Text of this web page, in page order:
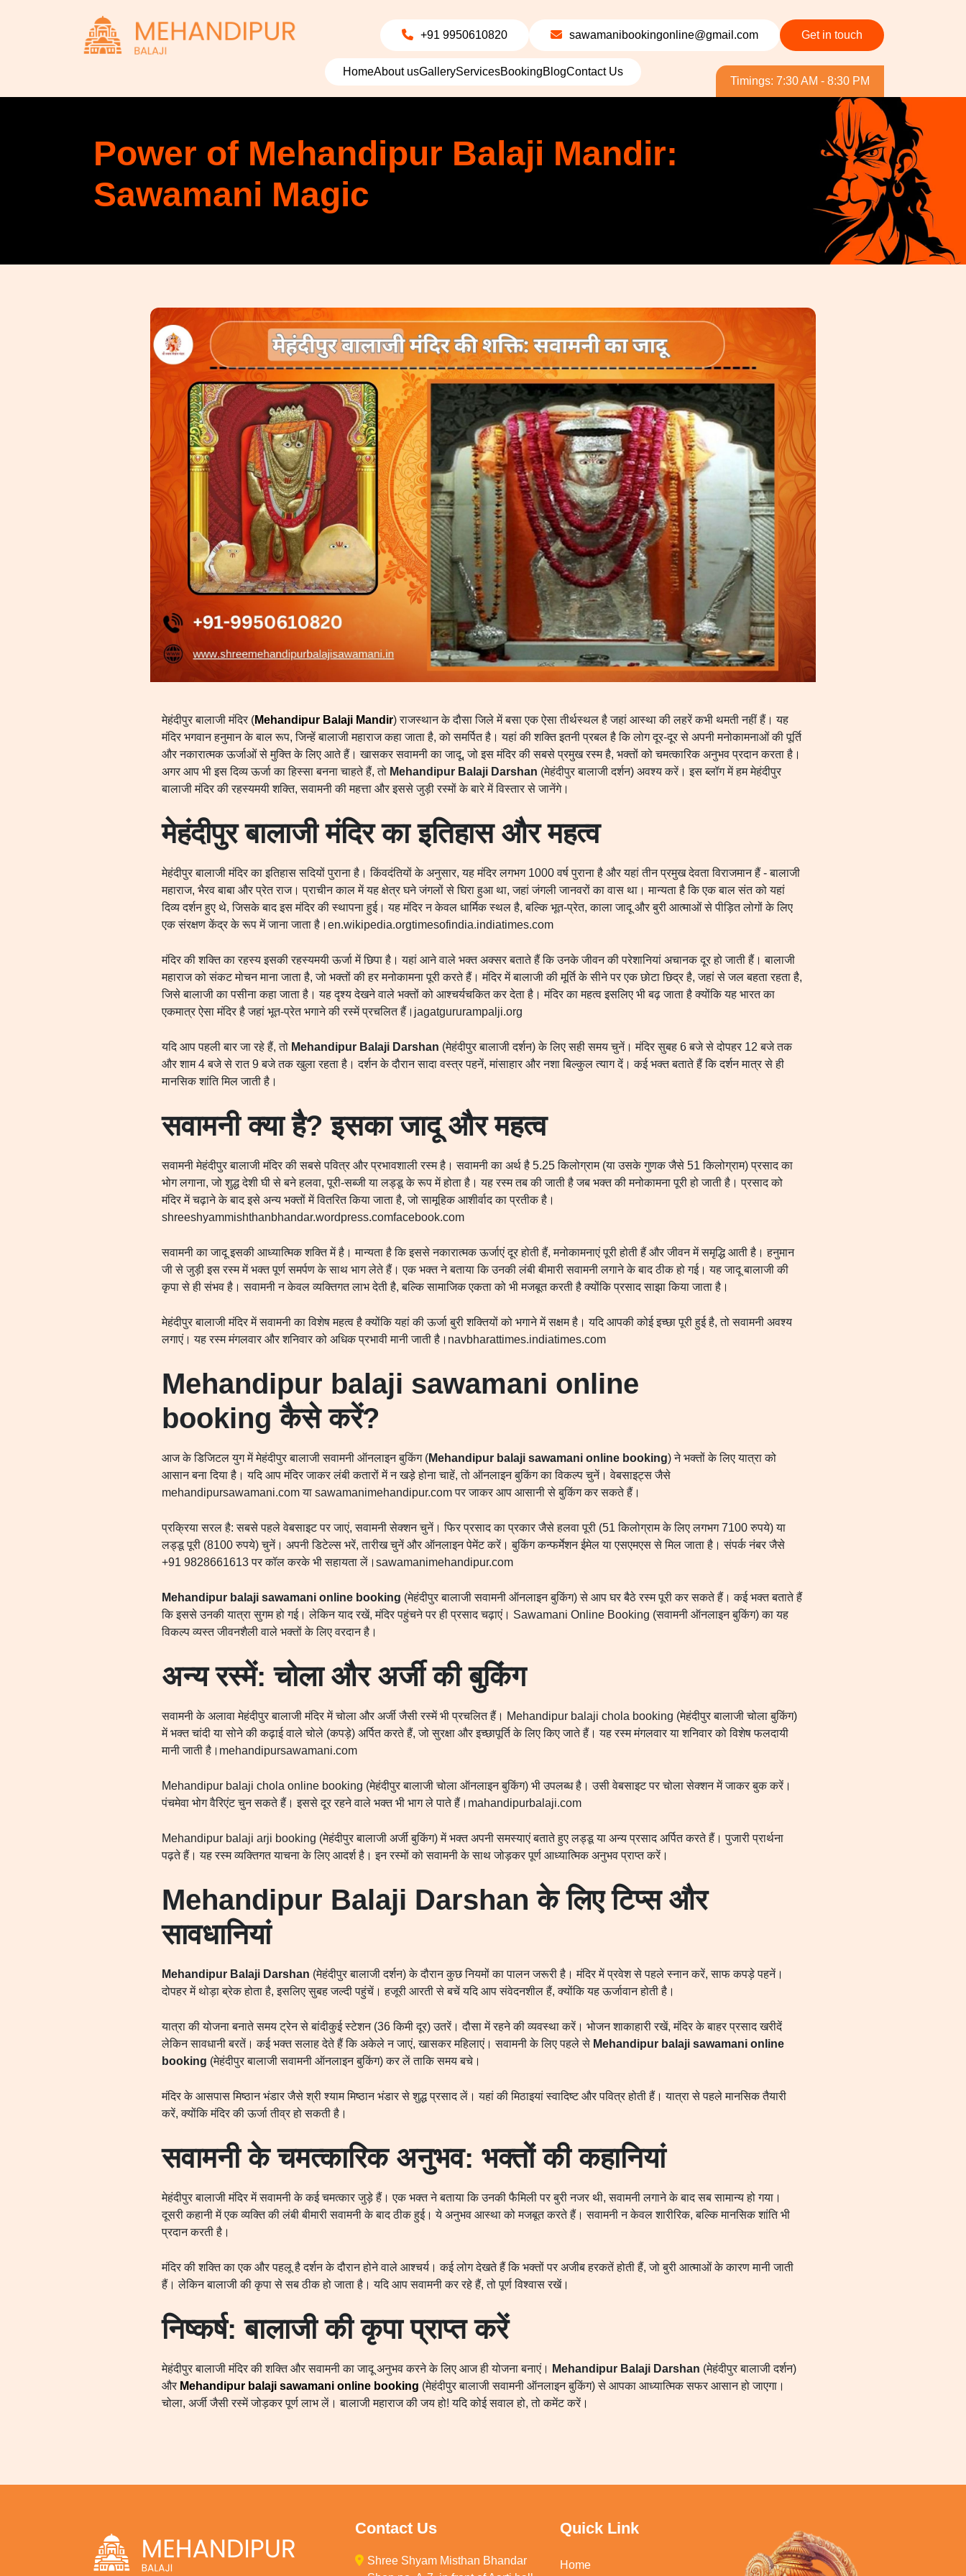
+91 9950610820 sawamanibookingonline@gmail.com Get in touch
HomeAbout usGalleryServicesBookingBlogContact Us
Timings: 7:30 AM - 8:30 PM
Power of Mehandipur Balaji Mandir:
Sawamani Magic
मेहंदीपुर बालाजी मंदिर (Mehandipur Balaji Mandir) राजस्थान के दौसा जिले में बसा एक ऐसा तीर्थस्थल है जहां आस्था की लहरें कभी थमती नहीं हैं। यह
मंदिर भगवान हनुमान के बाल रूप, जिन्हें बालाजी महाराज कहा जाता है, को समर्पित है। यहां की शक्ति इतनी प्रबल है कि लोग दूर-दूर से अपनी मनोकामनाओं की पूर्ति
और नकारात्मक ऊर्जाओं से मुक्ति के लिए आते हैं। खासकर सवामनी का जादू, जो इस मंदिर की सबसे प्रमुख रस्म है, भक्तों को चमत्कारिक अनुभव प्रदान करता है।
अगर आप भी इस दिव्य ऊर्जा का हिस्सा बनना चाहते हैं, तो Mehandipur Balaji Darshan (मेहंदीपुर बालाजी दर्शन) अवश्य करें। इस ब्लॉग में हम मेहंदीपुर
बालाजी मंदिर की रहस्यमयी शक्ति, सवामनी की महत्ता और इससे जुड़ी रस्मों के बारे में विस्तार से जानेंगे।
मेहंदीपुर बालाजी मंदिर का इतिहास और महत्व
मेहंदीपुर बालाजी मंदिर का इतिहास सदियों पुराना है। किंवदंतियों के अनुसार, यह मंदिर लगभग 1000 वर्ष पुराना है और यहां तीन प्रमुख देवता विराजमान हैं - बालाजी
महाराज, भैरव बाबा और प्रेत राज। प्राचीन काल में यह क्षेत्र घने जंगलों से घिरा हुआ था, जहां जंगली जानवरों का वास था। मान्यता है कि एक बाल संत को यहां
दिव्य दर्शन हुए थे, जिसके बाद इस मंदिर की स्थापना हुई। यह मंदिर न केवल धार्मिक स्थल है, बल्कि भूत-प्रेत, काला जादू और बुरी आत्माओं से पीड़ित लोगों के लिए
एक संरक्षण केंद्र के रूप में जाना जाता है।en.wikipedia.orgtimesofindia.indiatimes.com
मंदिर की शक्ति का रहस्य इसकी रहस्यमयी ऊर्जा में छिपा है। यहां आने वाले भक्त अक्सर बताते हैं कि उनके जीवन की परेशानियां अचानक दूर हो जाती हैं। बालाजी
महाराज को संकट मोचन माना जाता है, जो भक्तों की हर मनोकामना पूरी करते हैं। मंदिर में बालाजी की मूर्ति के सीने पर एक छोटा छिद्र है, जहां से जल बहता रहता है,
जिसे बालाजी का पसीना कहा जाता है। यह दृश्य देखने वाले भक्तों को आश्चर्यचकित कर देता है। मंदिर का महत्व इसलिए भी बढ़ जाता है क्योंकि यह भारत का
एकमात्र ऐसा मंदिर है जहां भूत-प्रेत भगाने की रस्में प्रचलित हैं।jagatgururampalji.org
यदि आप पहली बार जा रहे हैं, तो Mehandipur Balaji Darshan (मेहंदीपुर बालाजी दर्शन) के लिए सही समय चुनें। मंदिर सुबह 6 बजे से दोपहर 12 बजे तक
और शाम 4 बजे से रात 9 बजे तक खुला रहता है। दर्शन के दौरान सादा वस्त्र पहनें, मांसाहार और नशा बिल्कुल त्याग दें। कई भक्त बताते हैं कि दर्शन मात्र से ही
मानसिक शांति मिल जाती है।
सवामनी क्या है? इसका जादू और महत्व
सवामनी मेहंदीपुर बालाजी मंदिर की सबसे पवित्र और प्रभावशाली रस्म है। सवामनी का अर्थ है 5.25 किलोग्राम (या उसके गुणक जैसे 51 किलोग्राम) प्रसाद का
भोग लगाना, जो शुद्ध देशी घी से बने हलवा, पूरी-सब्जी या लड्डू के रूप में होता है। यह रस्म तब की जाती है जब भक्त की मनोकामना पूरी हो जाती है। प्रसाद को
मंदिर में चढ़ाने के बाद इसे अन्य भक्तों में वितरित किया जाता है, जो सामूहिक आशीर्वाद का प्रतीक है।
shreeshyammishthanbhandar.wordpress.comfacebook.com
सवामनी का जादू इसकी आध्यात्मिक शक्ति में है। मान्यता है कि इससे नकारात्मक ऊर्जाएं दूर होती हैं, मनोकामनाएं पूरी होती हैं और जीवन में समृद्धि आती है। हनुमान
जी से जुड़ी इस रस्म में भक्त पूर्ण समर्पण के साथ भाग लेते हैं। एक भक्त ने बताया कि उनकी लंबी बीमारी सवामनी लगाने के बाद ठीक हो गई। यह जादू बालाजी की
कृपा से ही संभव है। सवामनी न केवल व्यक्तिगत लाभ देती है, बल्कि सामाजिक एकता को भी मजबूत करती है क्योंकि प्रसाद साझा किया जाता है।
मेहंदीपुर बालाजी मंदिर में सवामनी का विशेष महत्व है क्योंकि यहां की ऊर्जा बुरी शक्तियों को भगाने में सक्षम है। यदि आपकी कोई इच्छा पूरी हुई है, तो सवामनी अवश्य
लगाएं। यह रस्म मंगलवार और शनिवार को अधिक प्रभावी मानी जाती है।navbharattimes.indiatimes.com
Mehandipur balaji sawamani online
booking कैसे करें?
आज के डिजिटल युग में मेहंदीपुर बालाजी सवामनी ऑनलाइन बुकिंग (Mehandipur balaji sawamani online booking) ने भक्तों के लिए यात्रा को
आसान बना दिया है। यदि आप मंदिर जाकर लंबी कतारों में न खड़े होना चाहें, तो ऑनलाइन बुकिंग का विकल्प चुनें। वेबसाइट्स जैसे
mehandipursawamani.com या sawamanimehandipur.com पर जाकर आप आसानी से बुकिंग कर सकते हैं।
प्रक्रिया सरल है: सबसे पहले वेबसाइट पर जाएं, सवामनी सेक्शन चुनें। फिर प्रसाद का प्रकार जैसे हलवा पूरी (51 किलोग्राम के लिए लगभग 7100 रुपये) या
लड्डू पूरी (8100 रुपये) चुनें। अपनी डिटेल्स भरें, तारीख चुनें और ऑनलाइन पेमेंट करें। बुकिंग कन्फर्मेशन ईमेल या एसएमएस से मिल जाता है। संपर्क नंबर जैसे
+91 9828661613 पर कॉल करके भी सहायता लें।sawamanimehandipur.com
Mehandipur balaji sawamani online booking (मेहंदीपुर बालाजी सवामनी ऑनलाइन बुकिंग) से आप घर बैठे रस्म पूरी कर सकते हैं। कई भक्त बताते हैं
कि इससे उनकी यात्रा सुगम हो गई। लेकिन याद रखें, मंदिर पहुंचने पर ही प्रसाद चढ़ाएं। Sawamani Online Booking (सवामनी ऑनलाइन बुकिंग) का यह
विकल्प व्यस्त जीवनशैली वाले भक्तों के लिए वरदान है।
अन्य रस्में: चोला और अर्जी की बुकिंग
सवामनी के अलावा मेहंदीपुर बालाजी मंदिर में चोला और अर्जी जैसी रस्में भी प्रचलित हैं। Mehandipur balaji chola booking (मेहंदीपुर बालाजी चोला बुकिंग)
में भक्त चांदी या सोने की कढ़ाई वाले चोले (कपड़े) अर्पित करते हैं, जो सुरक्षा और इच्छापूर्ति के लिए किए जाते हैं। यह रस्म मंगलवार या शनिवार को विशेष फलदायी
मानी जाती है।mehandipursawamani.com
Mehandipur balaji chola online booking (मेहंदीपुर बालाजी चोला ऑनलाइन बुकिंग) भी उपलब्ध है। उसी वेबसाइट पर चोला सेक्शन में जाकर बुक करें।
पंचमेवा भोग वैरिएंट चुन सकते हैं। इससे दूर रहने वाले भक्त भी भाग ले पाते हैं।mahandipurbalaji.com
Mehandipur balaji arji booking (मेहंदीपुर बालाजी अर्जी बुकिंग) में भक्त अपनी समस्याएं बताते हुए लड्डू या अन्य प्रसाद अर्पित करते हैं। पुजारी प्रार्थना
पढ़ते हैं। यह रस्म व्यक्तिगत याचना के लिए आदर्श है। इन रस्मों को सवामनी के साथ जोड़कर पूर्ण आध्यात्मिक अनुभव प्राप्त करें।
Mehandipur Balaji Darshan के लिए टिप्स और
सावधानियां
Mehandipur Balaji Darshan (मेहंदीपुर बालाजी दर्शन) के दौरान कुछ नियमों का पालन जरूरी है। मंदिर में प्रवेश से पहले स्नान करें, साफ कपड़े पहनें।
दोपहर में थोड़ा ब्रेक होता है, इसलिए सुबह जल्दी पहुंचें। हजूरी आरती से बचें यदि आप संवेदनशील हैं, क्योंकि यह ऊर्जावान होती है।
यात्रा की योजना बनाते समय ट्रेन से बांदीकुई स्टेशन (36 किमी दूर) उतरें। दौसा में रहने की व्यवस्था करें। भोजन शाकाहारी रखें, मंदिर के बाहर प्रसाद खरीदें
लेकिन सावधानी बरतें। कई भक्त सलाह देते हैं कि अकेले न जाएं, खासकर महिलाएं। सवामनी के लिए पहले से Mehandipur balaji sawamani online
booking (मेहंदीपुर बालाजी सवामनी ऑनलाइन बुकिंग) कर लें ताकि समय बचे।
मंदिर के आसपास मिष्ठान भंडार जैसे श्री श्याम मिष्ठान भंडार से शुद्ध प्रसाद लें। यहां की मिठाइयां स्वादिष्ट और पवित्र होती हैं। यात्रा से पहले मानसिक तैयारी
करें, क्योंकि मंदिर की ऊर्जा तीव्र हो सकती है।
सवामनी के चमत्कारिक अनुभव: भक्तों की कहानियां
मेहंदीपुर बालाजी मंदिर में सवामनी के कई चमत्कार जुड़े हैं। एक भक्त ने बताया कि उनकी फैमिली पर बुरी नजर थी, सवामनी लगाने के बाद सब सामान्य हो गया।
दूसरी कहानी में एक व्यक्ति की लंबी बीमारी सवामनी के बाद ठीक हुई। ये अनुभव आस्था को मजबूत करते हैं। सवामनी न केवल शारीरिक, बल्कि मानसिक शांति भी
प्रदान करती है।
मंदिर की शक्ति का एक और पहलू है दर्शन के दौरान होने वाले आश्चर्य। कई लोग देखते हैं कि भक्तों पर अजीब हरकतें होती हैं, जो बुरी आत्माओं के कारण मानी जाती
हैं। लेकिन बालाजी की कृपा से सब ठीक हो जाता है। यदि आप सवामनी कर रहे हैं, तो पूर्ण विश्वास रखें।
निष्कर्ष: बालाजी की कृपा प्राप्त करें
मेहंदीपुर बालाजी मंदिर की शक्ति और सवामनी का जादू अनुभव करने के लिए आज ही योजना बनाएं। Mehandipur Balaji Darshan (मेहंदीपुर बालाजी दर्शन)
और Mehandipur balaji sawamani online booking (मेहंदीपुर बालाजी सवामनी ऑनलाइन बुकिंग) से आपका आध्यात्मिक सफर आसान हो जाएगा।
चोला, अर्जी जैसी रस्में जोड़कर पूर्ण लाभ लें। बालाजी महाराज की जय हो! यदि कोई सवाल हो, तो कमेंट करें।
Contact Us
Shree Shyam Misthan Bhandar
Quick Link
Home